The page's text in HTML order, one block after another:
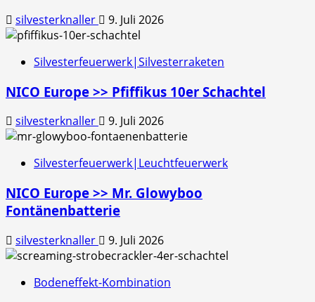
silvesterknaller 9. Juli 2026
Silvesterfeuerwerk|Silvesterraketen
NICO Europe >> Pfiffikus 10er Schachtel
silvesterknaller 9. Juli 2026
Silvesterfeuerwerk|Leuchtfeuerwerk
NICO Europe >> Mr. Glowyboo
Fontänenbatterie
silvesterknaller 9. Juli 2026
Bodeneffekt-Kombination